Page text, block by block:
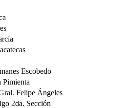
Escobedo
Pimienta
Felipe Ángeles
2da. Sección